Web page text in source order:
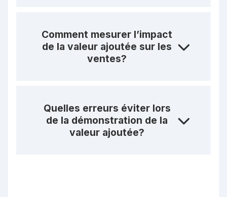
Comment mesurer l’impact
de la valeur ajoutée sur les
ventes?
Quelles erreurs éviter lors
de la démonstration de la
valeur ajoutée?